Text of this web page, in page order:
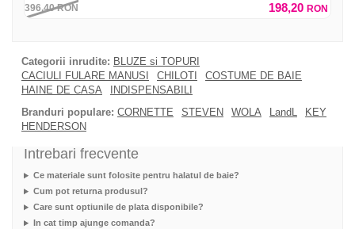
396,40RON 198,20 RON
Categorii inrudite: BLUZE si TOPURI
CACIULI FULARE MANUSI
CHILOTI
COSTUME DE BAIE
HAINE DE CASA
INDISPENSABILI
Branduri populare: CORNETTE STEVEN WOLA LandL
KEY
HENDERSON
Intrebari frecvente
Ce materiale sunt folosite pentru halatul de baie?
Cum pot returna produsul?
Care sunt optiunile de plata disponibile?
In cat timp ajunge comanda?